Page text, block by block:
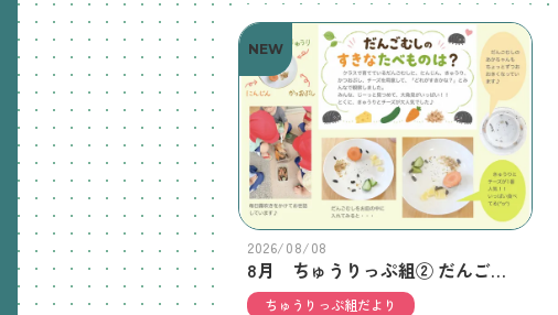
NEW
2026/08/08
8月 ちゅうりっぷ組② だんごむしのすきなたべものは？
ちゅうりっぷ組だより